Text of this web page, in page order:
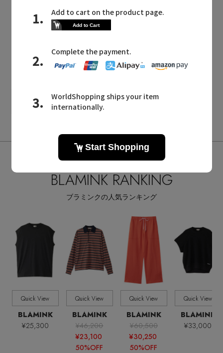
BLAMINK /ブラミンク
【BLMK】シルク インティメイト ショートブラウス
絞り込み
CATEGORY ウェア,ブラウス・シャツ
全てのカラー
全てのパターン
全てのサイズ
すべて
価格 全ての価格
BLAMINK RANKING
ブラミンクの人気ランキング
Quick View
BLAMINK
¥25,300
Quick View
BLAMINK
¥46,200
¥23,100
50%OFF
Quick View
BLAMINK
¥60,500
¥30,250
50%OFF
Quick View
BLAMINK
¥33,000